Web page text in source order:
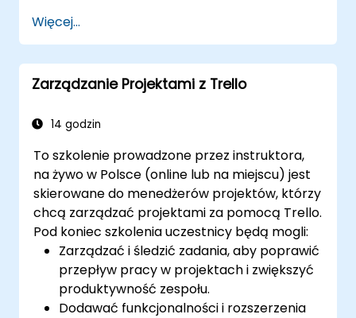
projektami, które chcą poprawić swoje
kompetencje.
zarządzania projektami.
ich analiza.
Więcej...
Zarządzanie Projektami z Trello
14 godzin
To szkolenie prowadzone przez instruktora,
na żywo w Polsce (online lub na miejscu) jest
skierowane do menedżerów projektów, którzy
chcą zarządzać projektami za pomocą Trello.
Pod koniec szkolenia uczestnicy będą mogli:
Zarządzać i śledzić zadania, aby poprawić
przepływ pracy w projektach i zwiększyć
produktywność zespołu.
Dodawać funkcjonalności i rozszerzenia